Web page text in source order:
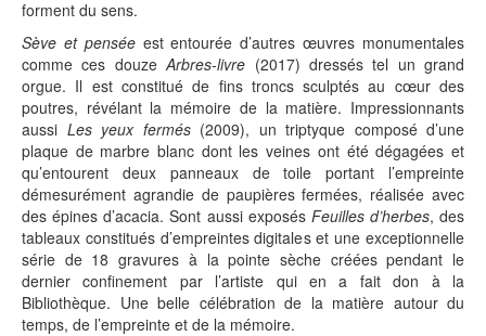
forment du sens.
Sève et penséeest entourée d’autres œuvres monumentales
comme ces douzeArbres-livre (2017) dressés tel un grand
orgue. Il est constitué de fins troncs sculptés au cœur des
poutres, révélant la mémoire de la matière. Impressionnants
aussi Les yeux fermés(2009), un triptyque composé d’une
plaque de marbre blanc dont les veines ont été dégagées et
qu’entourent deux panneaux de toile portant l’empreinte
démesurément agrandie de paupières fermées, réalisée avec
des épines d’acacia. Sont aussi exposés Feuilles d’herbes, des
tableaux constitués d’empreintes digitales et une exceptionnelle
série de 18 gravures à la pointe sèche créées pendant le
dernier confinement par l’artiste qui en a fait don à la
Bibliothèque. Une belle célébration de la matière autour du
temps, de l’empreinte et de la mémoire.